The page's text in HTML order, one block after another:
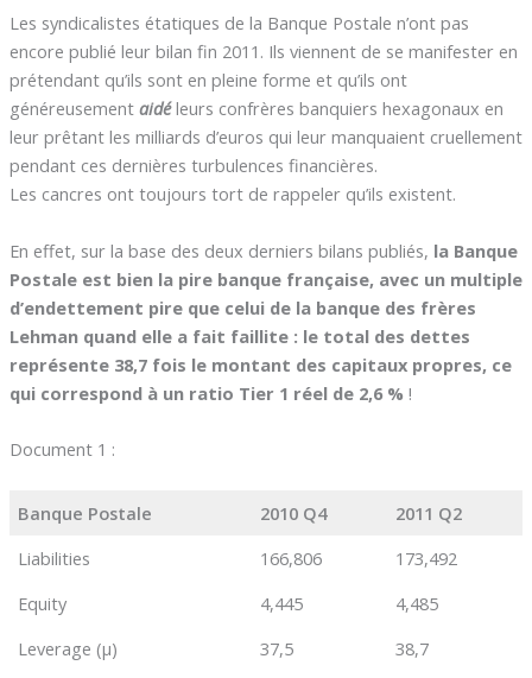
Les syndicalistes étatiques de la Banque Postale n’ont pas
encore publié leur bilan fin 2011. Ils viennent de se manifester en
prétendant qu’ils sont en pleine forme et qu’ils ont
généreusement aidéleurs confrères banquiers hexagonaux en
leur prêtant les milliards d’euros qui leur manquaient cruellement
pendant ces dernières turbulences financières.
Les cancres ont toujours tort de rappeler qu’ils existent.
En effet, sur la base des deux derniers bilans publiés, la Banque
Postale est bien la pire banque française, avec un multiple
d’endettement pire que celui de la banque des frères
Lehman quand elle a fait faillite : le total des dettes
représente 38,7 fois le montant des capitaux propres, ce
qui correspond à un ratio Tier 1 réel de 2,6 % !
Document 1 :
Banque Postale 2010 Q4
2011 Q2
Liabilities
166,806
173,492
Equity
4,445
4,485
Leverage (µ)
37,5
38,7